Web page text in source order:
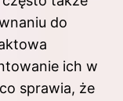
do
ich w
sprawia, że